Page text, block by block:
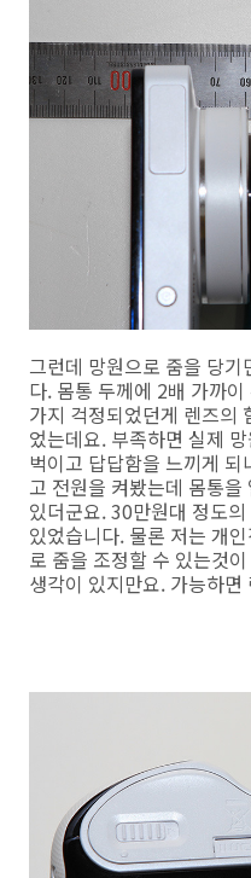
그런데 망원으로 줌을 당
다. 몸통 두께에 2배 가까
가지 걱정되었던게 렌즈의
었는데요. 부족하면 실제
벅이고 답답함을 느끼게
고 전원을 켜봤는데 몸통
있더군요. 30만원대 정도
있었습니다. 물론 저는 개
로 줌을 조정할 수 있는것
생각이 있지만요. 가능하